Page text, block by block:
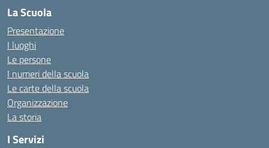
La Scuola
Presentazione
I luoghi
Le persone
I numeri della scuola
Le carte della scuola
Organizzazione
La storia
I Servizi